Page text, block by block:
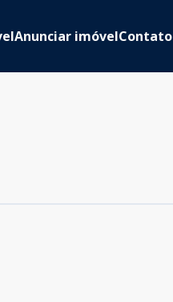
Anunciar imóvelContato